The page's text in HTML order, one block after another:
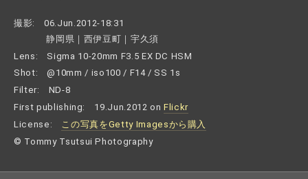
撮影:
06.Jun.2012-18:31
静岡県｜西伊豆町｜宇久須
Lens:
Sigma 10-20mm F3.5 EX DC HSM
Shot:
@10mm / iso100 / F14 / SS 1s
Filter:
ND-8
First publishing:
19.Jun.2012 onFlickr
License:
この写真をGetty Imagesから購入
© Tommy Tsutsui Photography